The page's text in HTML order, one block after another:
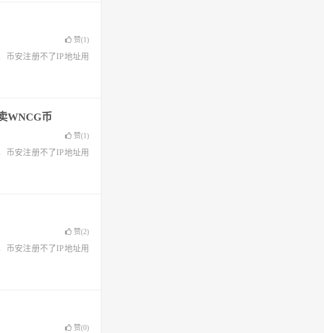
赞(1)
币安注册不了IP地址用
WNCG币
赞(1)
币安注册不了IP地址用
赞(2)
币安注册不了IP地址用
赞(0)